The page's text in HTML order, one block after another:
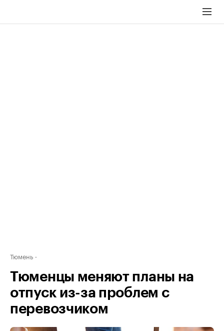
Тюмень
Тюменцы меняют планы на
отпуск из-за проблем с
перевозчиком